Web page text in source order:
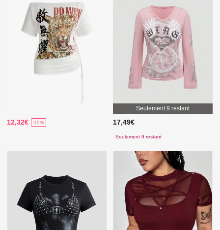
12,32€ -15%
Seulement 9 restant
17,49€
Seulement 9 restant